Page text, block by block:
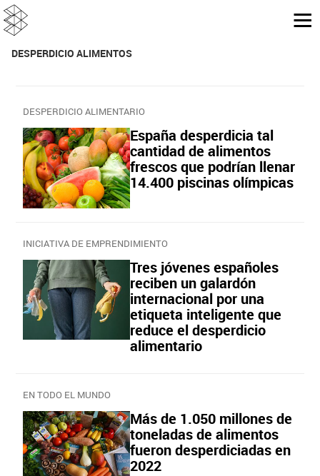
DESPERDICIO ALIMENTOS
DESPERDICIO ALIMENTARIO
España desperdicia tal
cantidad de alimentos
frescos que podrían llenar
14.400 piscinas olímpicas
INICIATIVA DE EMPRENDIMIENTO
Tres jóvenes españoles
reciben un galardón
internacional por una
etiqueta inteligente que
reduce el desperdicio
alimentario
EN TODO EL MUNDO
Más de 1.050 millones de
toneladas de alimentos
fueron desperdiciadas en
2022